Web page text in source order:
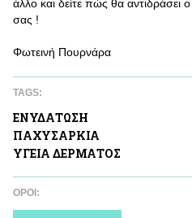
άλλο και δείτε πώς θα αντιδράσει
σας !
Φωτεινή Πουρνάρα
TAGS:
ΕΝΥΔAΤΩΣΗ
ΠΑΧΥΣΑΡΚΙΑ
ΥΓΕΙΑ ΔΕΡΜΑΤΟΣ
ΌΡΟΙ: